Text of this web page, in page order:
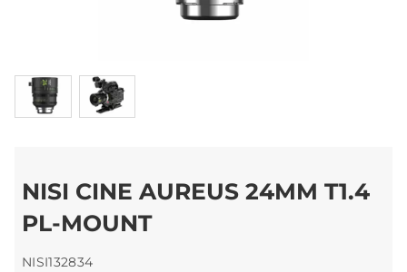
NISI CINE AUREUS 24MM T1.4
PL-MOUNT
NISI132834